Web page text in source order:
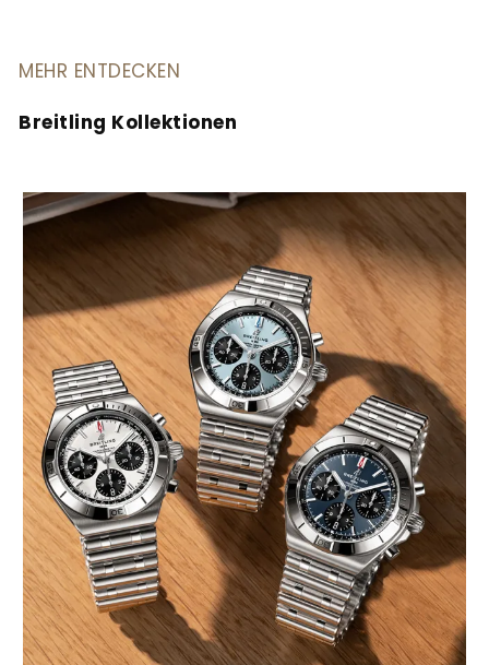
MEHR ENTDECKEN
Breitling Kollektionen